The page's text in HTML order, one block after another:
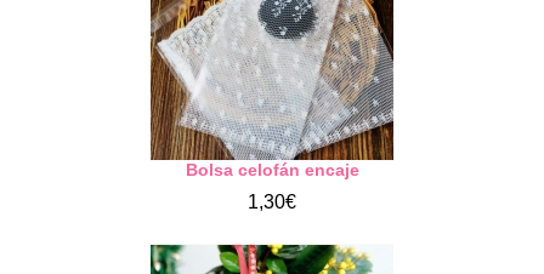
Bolsa celofán encaje
1,30€